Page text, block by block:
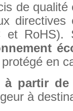
de
et RoHS).
en
partir de
à